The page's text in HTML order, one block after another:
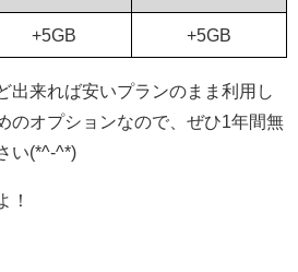
+5GB +5GB
出来れば安いプランのまま利用し
のオプションなので、ぜひ1年間無
い(*^-^*)
！